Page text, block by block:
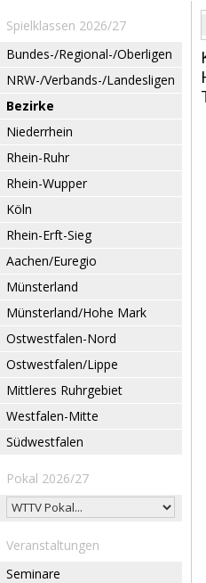
Spielklassen 2026/27
Bundes-/Regional-/Oberligen
NRW-/Verbands-/Landesligen
Bezirke
Niederrhein
Rhein-Ruhr
Rhein-Wupper
Köln
Rhein-Erft-Sieg
Aachen/Euregio
Münsterland
Münsterland/Hohe Mark
Ostwestfalen-Nord
Ostwestfalen/Lippe
Mittleres Ruhrgebiet
Westfalen-Mitte
Südwestfalen
Pokal 2026/27
Veranstaltungen
Seminare